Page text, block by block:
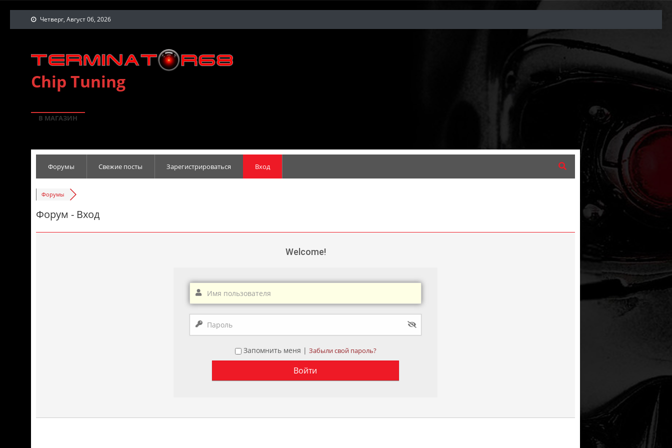
Четверг, Август 06, 2026
Chip Tuning
В МАГАЗИН
Форумы Свежие посты Зарегистрироваться Вход
Форумы
Форум - Вход
Welcome!
Запомнить меня | Забыли свой пароль?